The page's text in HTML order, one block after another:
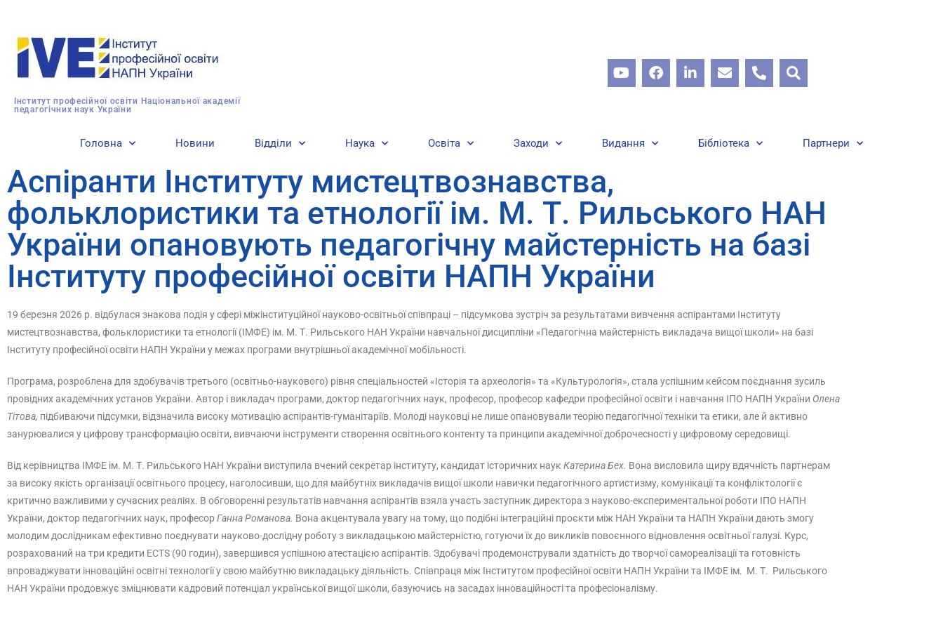
Інститут професійної освіти Національної академії
педагогічних наук України
Головна Новини Відділи Наука Освіта Заходи Видання Бібліотека Партнери
Аспіранти Інституту мистецтвознавства,
фольклористики та етнології ім. М. Т. Рильського НАН
України опановують педагогічну майстерність на базі
Інституту професійної освіти НАПН України
19 березня 2026 р. відбулася знакова подія у сфері міжінституційної науково-освітньої співпраці – підсумкова зустріч за результатами вивчення аспірантами Інституту
мистецтвознавства, фольклористики та етнології (ІМФЕ) ім. М. Т. Рильського НАН України навчальної дисципліни «Педагогічна майстерність викладача вищої школи» на базі
Інституту професійної освіти НАПН України у межах програми внутрішньої академічної мобільності.
Програма, розроблена для здобувачів третього (освітньо-наукового) рівня спеціальностей «Історія та археологія» та «Культурологія», стала успішним кейсом поєднання зусиль
провідних академічних установ України. Автор і викладач програми, доктор педагогічних наук, професор, професор кафедри професійної освіти і навчання ІПО НАПН України Олена
Тітова, підбиваючи підсумки, відзначила високу мотивацію аспірантів-гуманітаріїв. Молоді науковці не лише опановували теорію педагогічної техніки та етики, але й активно
занурювалися у цифрову трансформацію освіти, вивчаючи інструменти створення освітнього контенту та принципи академічної доброчесності у цифровому середовищі.
Від керівництва ІМФЕ ім. М. Т. Рильського НАН України виступила вчений секретар інституту, кандидат історичних наук Катерина Бех. Вона висловила щиру вдячність партнерам
за високу якість організації освітнього процесу, наголосивши, що для майбутніх викладачів вищої школи навички педагогічного артистизму, комунікації та конфліктології є
критично важливими у сучасних реаліях. В обговоренні результатів навчання аспірантів взяла участь заступник директора з науково-експериментальної роботи ІПО НАПН
України, доктор педагогічних наук, професор Ганна Романова. Вона акцентувала увагу на тому, що подібні інтеграційні проєкти між НАН України та НАПН України дають змогу
молодим дослідникам ефективно поєднувати науково-дослідну роботу з викладацькою майстерністю, готуючи їх до викликів повоєнного відновлення освітньої галузі. Курс,
розрахований на три кредити ECTS (90 годин), завершився успішною атестацією аспірантів. Здобувачі продемонстрували здатність до творчої самореалізації та готовність
впроваджувати інноваційні освітні технології у свою майбутню викладацьку діяльність. Співпраця між Інститутом професійної освіти НАПН України та ІМФЕ ім. М. Т. Рильського
НАН України продовжує зміцнювати кадровий потенціал української вищої школи, базуючись на засадах інноваційності та професіоналізму.